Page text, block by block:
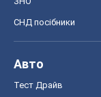
СНД посібники
Авто
Тест Драйв